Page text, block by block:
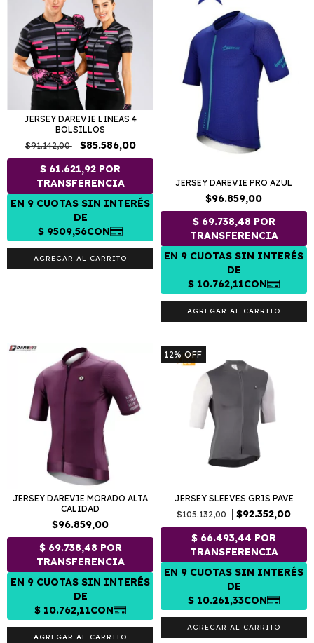
JERSEY DAREVIE LINEAS 4
BOLSILLOS
$91.142,00
$85.586,00
AGREGAR AL CARRITO
JERSEY DAREVIE PRO AZUL
$96.859,00
AGREGAR AL CARRITO
JERSEY DAREVIE MORADO ALTA
CALIDAD
$96.859,00
AGREGAR AL CARRITO
12% OFF
JERSEY SLEEVES GRIS PAVE
$105.132,00
$92.352,00
AGREGAR AL CARRITO